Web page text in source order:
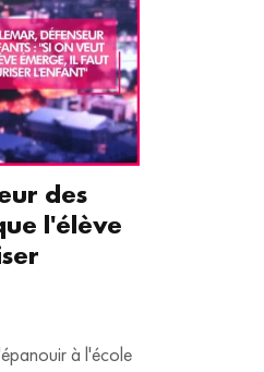
des
l'élève
à l'école